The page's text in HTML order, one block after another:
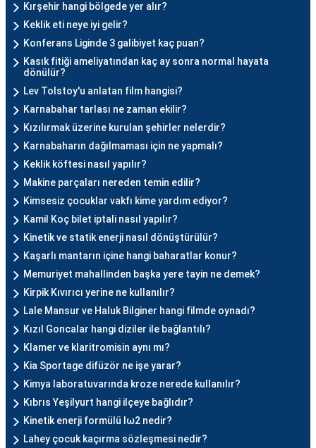
Kırşehir hangi bölgede yer alır?
Keklik eti neye iyi gelir?
Konferans Liginde 3 galibiyet kaç puan?
Kasık fitiği ameliyatından kaç ay sonra normal hayata
dönülür?
Lev Tolstoy'u anlatan film hangisi?
Karnabahar tarlası ne zaman ekilir?
Kızılırmak üzerine kurulan şehirler nelerdir?
Karnabaharın dağılmaması için ne yapmalı?
Keklik köftesi nasıl yapılır?
Makine parçaları nereden temin edilir?
Kimsesiz çocuklar vakfı kime yardım ediyor?
Kamil Koç bilet iptali nasıl yapılır?
Kinetik ve statik enerji nasıl dönüştürülür?
Kaşarlı mantarın içine hangi baharatlar konur?
Memuriyet mahallinden başka yere tayin ne demek?
Kirpik Kıvırıcı yerine ne kullanılır?
Lale Mansur ve Haluk Bilginer hangi filmde oynadı?
Kızıl Goncalar hangi diziler ile bağlantılı?
Klamer ve klaritromisin aynı mı?
Kia Sportage difüzör ne işe yarar?
Kimya laboratuvarında kroze nerede kullanılır?
Kıbrıs Yeşilyurt hangi ilçeye bağlıdır?
Kinetik enerji formülü Iω2 nedir?
Lahey çocuk kaçırma sözleşmesi nedir?